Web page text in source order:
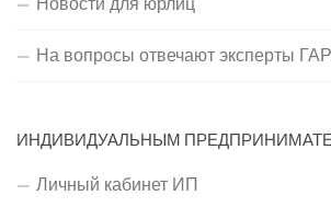
На вопросы отвечают эксперты
ИНДИВИДУАЛЬНЫМ
Личный кабинет ИП